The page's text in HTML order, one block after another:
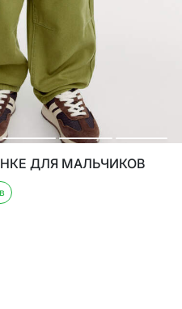
ДЛЯ МАЛЬЧИКОВ